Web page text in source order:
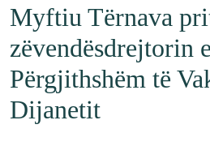
Myftiu Tërnava
zëvendësdrejtorin e
Përgjithshëm të
Dijanetit